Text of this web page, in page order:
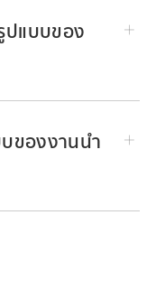
ากนั้นแตะ แป้นพิมพ์
ปแบบของ
บของงานนำ